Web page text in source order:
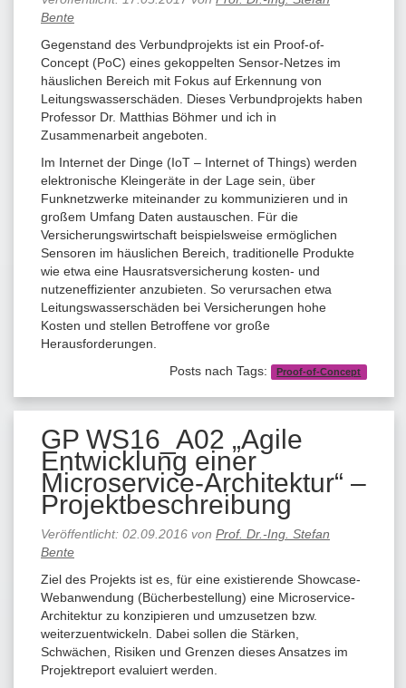
Bente
Gegenstand des Verbundprojekts ist ein Proof-of-
Concept (PoC) eines gekoppelten Sensor-Netzes im
häuslichen Bereich mit Fokus auf Erkennung von
Leitungswasserschäden. Dieses Verbundprojekts haben
Professor Dr. Matthias Böhmer und ich in
Zusammenarbeit angeboten.
Im Internet der Dinge (IoT – Internet of Things) werden
elektronische Kleingeräte in der Lage sein, über
Funknetzwerke miteinander zu kommunizieren und in
großem Umfang Daten austauschen. Für die
Versicherungswirtschaft beispielsweise ermöglichen
Sensoren im häuslichen Bereich, traditionelle Produkte
wie etwa eine Hausratsversicherung kosten- und
nutzeneffizienter anzubieten. So verursachen etwa
Leitungswasserschäden bei Versicherungen hohe
Kosten und stellen Betroffene vor große
Herausforderungen.
Posts nach Tags:
Proof-of-Concept
GP WS16_A02 „Agile
Entwicklung einer
Microservice-Architektur“ –
Projektbeschreibung
Veröffentlicht: 02.09.2016 von Prof. Dr.-Ing. Stefan
Bente
Ziel des Projekts ist es, für eine existierende Showcase-
Webanwendung (Bücherbestellung) eine Microservice-
Architektur zu konzipieren und umzusetzen bzw.
weiterzuentwickeln. Dabei sollen die Stärken,
Schwächen, Risiken und Grenzen dieses Ansatzes im
Projektreport evaluiert werden.